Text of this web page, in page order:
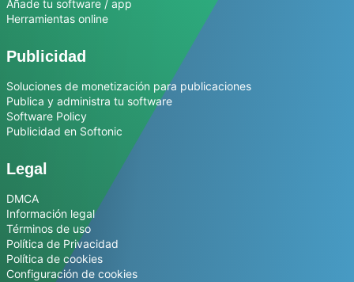
Añade tu software / app
Herramientas online
Publicidad
Soluciones de monetización para publicaciones
Publica y administra tu software
Software Policy
Publicidad en Softonic
Legal
DMCA
Información legal
Términos de uso
Política de Privacidad
Política de cookies
Configuración de cookies